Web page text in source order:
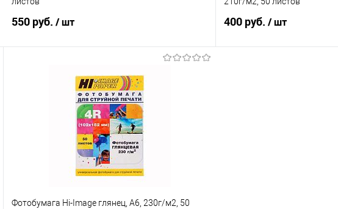
550 руб. / шт
В корзину
Купить в 1 клик
Сравнение
В наличии
400 руб. / шт
Фотобумага Hi-Image глянец, А6, 230г/м2, 50